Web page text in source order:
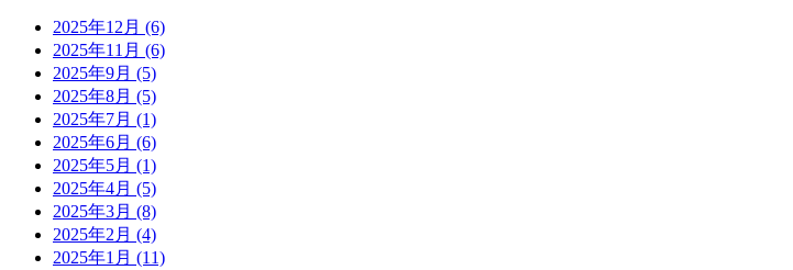
2025年12月 (6)
2025年11月 (6)
2025年9月 (5)
2025年8月 (5)
2025年7月 (1)
2025年6月 (6)
2025年5月 (1)
2025年4月 (5)
2025年3月 (8)
2025年2月 (4)
2025年1月 (11)